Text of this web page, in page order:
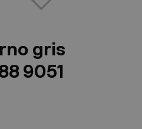
gris
9051